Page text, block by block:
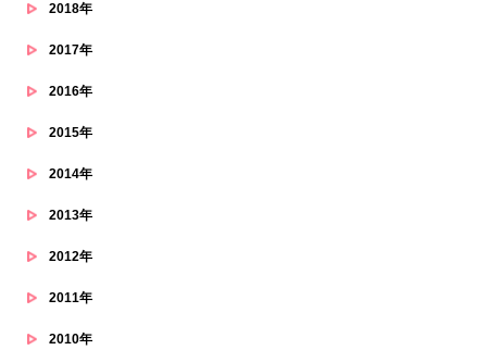
2018年
2017年
2016年
2015年
2014年
2013年
2012年
2011年
2010年